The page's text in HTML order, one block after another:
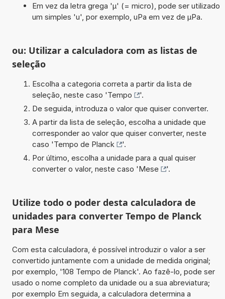
Em vez da letra grega 'µ' (= micro), pode ser utilizado
um simples 'u', por exemplo, uPa em vez de µPa.
ou: Utilizar a calculadora com as listas de
seleção
Escolha a categoria correta a partir da lista de
seleção, neste caso 'Tempo
'.
De seguida, introduza o valor que quiser converter.
A partir da lista de seleção, escolha a unidade que
corresponder ao valor que quiser converter, neste
caso 'Tempo de Planck
'.
Por último, escolha a unidade para a qual quiser
converter o valor, neste caso 'Mese '.
Utilize todo o poder desta calculadora de
unidades para converter Tempo de Planck
para Mese
Com esta calculadora, é possível introduzir o valor a ser
convertido juntamente com a unidade de medida original;
por exemplo, '108 Tempo de Planck'. Ao fazê-lo, pode ser
usado o nome completo da unidade ou a sua abreviatura;
por exemplo Em seguida, a calculadora determina a